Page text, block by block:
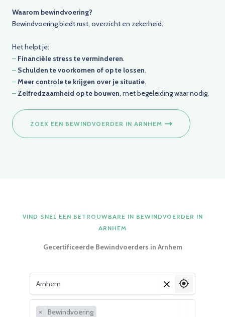
Waarom bewindvoering?
Bewindvoering biedt rust, overzicht en zekerheid.
Het helpt je:
– Financiële stress te verminderen.
– Schulden te voorkomen of op te lossen.
–Meer controle te krijgen over je situatie.
–Zelfredzaamheid op te bouwen, met begeleiding waar nodig.
ZOEK EEN BEWINDVOERDER IN ARNHEM
VIND SNEL EEN BETROUWBARE IN BEWINDVOERDER IN
ARNHEM
Gecertificeerde Bewindvoerders in Arnhem
Vul je woonplaats in
× Bewindvoering